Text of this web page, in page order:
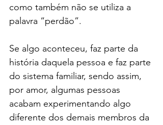
como também não se utiliza a
palavra “perdão”.
Se algo aconteceu, faz parte da
história daquela pessoa e faz parte
do sistema familiar, sendo assim,
por amor, algumas pessoas
acabam experimentando algo
diferente dos demais membros da